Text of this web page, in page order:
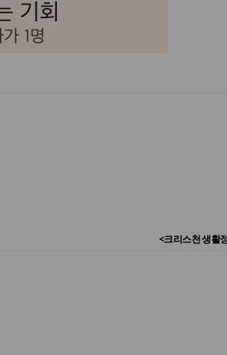
<크리스천 생활